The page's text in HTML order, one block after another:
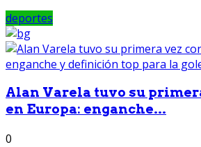
deportes
Alan Varela tuvo su
en Europa: enganche...
0